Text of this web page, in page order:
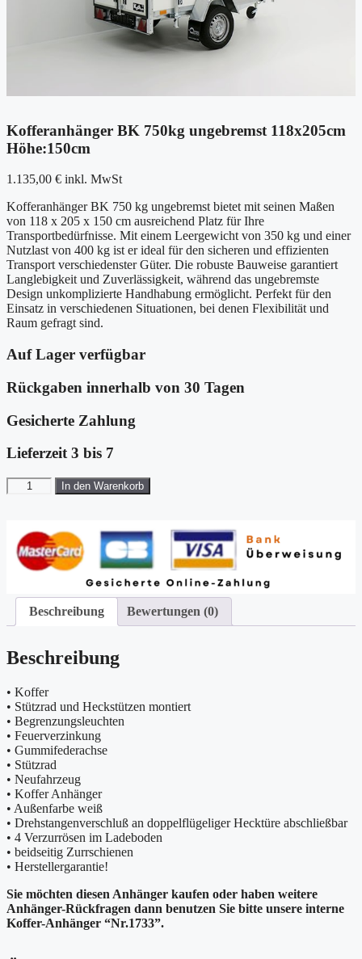
Kofferanhänger BK 750kg ungebremst 118x205cm
Höhe:150cm
1.135,00 € inkl. MwSt
Kofferanhänger BK 750 kg ungebremst bietet mit seinen Maßen
von 118 x 205 x 150 cm ausreichend Platz für Ihre
Transportbedürfnisse. Mit einem Leergewicht von 350 kg und einer
Nutzlast von 400 kg ist er ideal für den sicheren und effizienten
Transport verschiedenster Güter. Die robuste Bauweise garantiert
Langlebigkeit und Zuverlässigkeit, während das ungebremste
Design unkomplizierte Handhabung ermöglicht. Perfekt für den
Einsatz in verschiedenen Situationen, bei denen Flexibilität und
Raum gefragt sind.
Auf Lager verfügbar
Rückgaben innerhalb von 30 Tagen
Gesicherte Zahlung
Lieferzeit 3 bis 7
Kofferanhänger
BK
118x205cm
Höhe:150cm
Menge
In den Warenkorb
Beschreibung Bewertungen (0)
Beschreibung
• Koffer
• Stützrad und Heckstützen montiert
• Begrenzungsleuchten
• Feuerverzinkung
• Gummifederachse
• Stützrad
• Neufahrzeug
• Koffer Anhänger
• Außenfarbe weiß
• Drehstangenverschluß an doppelflügeliger Hecktüre abschließbar
• 4 Verzurrösen im Ladeboden
• beidseitig Zurrschienen
• Herstellergarantie!
Sie möchten diesen Anhänger kaufen oder haben weitere
Anhänger-Rückfragen dann benutzen Sie bitte unsere interne
Koffer-Anhänger “Nr.1733”.